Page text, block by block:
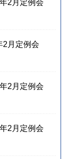
2月定例会
2月定例会
2月定例会
2月定例会